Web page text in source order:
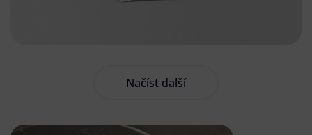
Načíst další